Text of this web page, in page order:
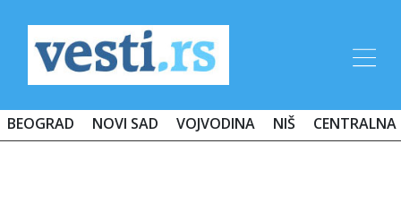
BEOGRAD NOVI SAD VOJVODINA NIŠ CENTRALNA